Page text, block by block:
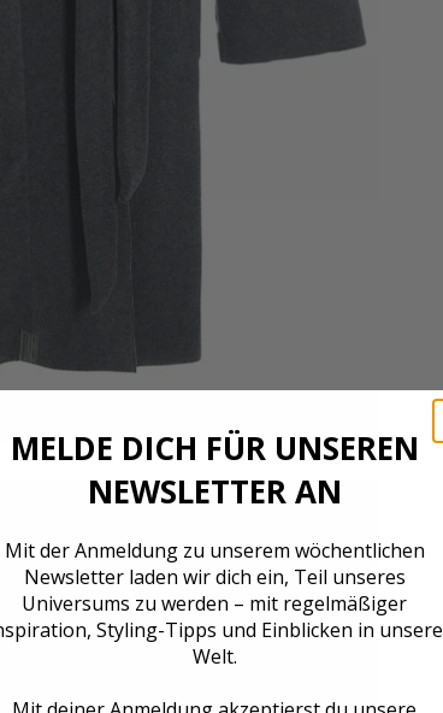
MELDE DICH FÜR UNSEREN
NEWSLETTER AN
Mit der Anmeldung zu unserem wöchentlichen
Newsletter laden wir dich ein, Teil unseres
Universums zu werden – mit regelmäßiger
Styling-Tipps und Einblicken in unsere
Welt.